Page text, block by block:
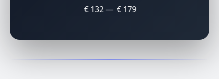
€ 132 — € 179